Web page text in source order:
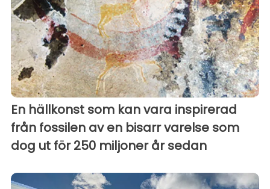
En hällkonst som kan vara inspirerad
från fossilen av en bisarr varelse som
dog ut för 250 miljoner år sedan